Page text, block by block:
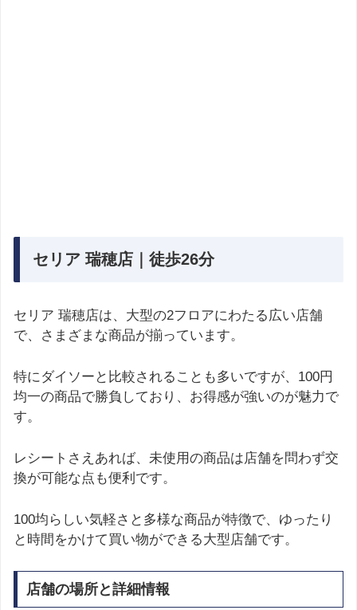
セリア 瑞穂店｜徒歩26分
セリア 瑞穂店は、大型の2フロアにわたる広い店舗
で、さまざまな商品が揃っています。
特にダイソーと比較されることも多いですが、100円
均一の商品で勝負しており、お得感が強いのが魅力で
す。
レシートさえあれば、未使用の商品は店舗を問わず交
換が可能な点も便利です。
100均らしい気軽さと多様な商品が特徴で、ゆったり
と時間をかけて買い物ができる大型店舗です。
店舗の場所と詳細情報